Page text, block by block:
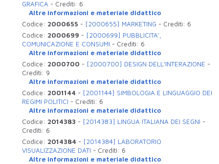
GRAFICA - Crediti: 6
Altre informazioni e materiale didattico
Codice: 2000655 - [2000655] MARKETING - Crediti: 6
Codice: 2000699 - [2000699] PUBBLICITA',
COMUNICAZIONE E CONSUMI - Crediti: 6
Altre informazioni e materiale didattico
Codice: 2000700 - [2000700] DESIGN DELL'INTERAZIONE -
Crediti: 9
Altre informazioni e materiale didattico
Codice: 2001144 - [2001144] SIMBOLOGIA E LINGUAGGIO DEI
REGIMI POLITICI - Crediti: 6
Altre informazioni e materiale didattico
Codice: 2014383 - [2014383] LINGUA ITALIANA DEI SEGNI -
Crediti: 6
Codice: 2014384 - [2014384] LABORATORIO
VISUALIZZAZIONE DATI - Crediti: 6
Altre informazioni e materiale didattico